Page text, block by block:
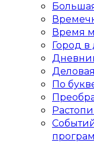
Время
Город в
По